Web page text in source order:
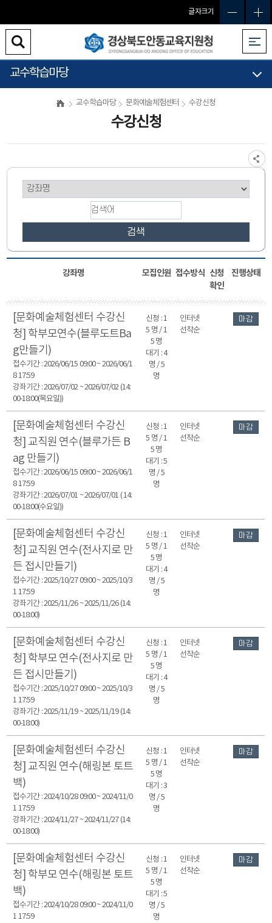
글자크기
교수학습마당
교수학습마당 문화예술체험센터 수강신청
수강신청
검색
강좌명 모집인원 접수방식 신청
확인
진행상태
[문화예술체험센터 수강신
청] 학부모연수(블루도트Ba
g만들기)
접수기간 : 2026/06/15 09:00 ~ 2026/06/1
8 17:59
강좌기간 : 2026/07/02 ~ 2026/07/02 (14:
00-18:00(목요일))
신청 : 1
5 명 / 1
5 명
대기 : 4
명 / 5
명
인터넷
선착순
마감
[문화예술체험센터 수강신
청] 교직원 연수(블루가든 B
ag 만들기)
접수기간 : 2026/06/15 09:00 ~ 2026/06/1
8 17:59
강좌기간 : 2026/07/01 ~ 2026/07/01 ( 14:
00-18:00(수요일))
신청 : 1
5 명 / 1
5 명
대기 : 5
명 / 5
명
인터넷
선착순
마감
[문화예술체험센터 수강신
청] 교직원 연수(전사지로 만
든 접시만들기)
접수기간 : 2025/10/27 09:00 ~ 2025/10/3
1 17:59
강좌기간 : 2025/11/26 ~ 2025/11/26 (14:
00-18:00)
신청 : 1
5 명 / 1
5 명
대기 : 4
명 / 5
명
인터넷
선착순
마감
[문화예술체험센터 수강신
청] 학부모 연수(전사지로 만
든 접시만들기)
접수기간 : 2025/10/27 09:00 ~ 2025/10/3
1 17:59
강좌기간 : 2025/11/19 ~ 2025/11/19 (14:
00-18:00)
신청 : 1
5 명 / 1
5 명
대기 : 4
명 / 5
명
인터넷
선착순
마감
[문화예술체험센터 수강신
청] 교직원 연수(해링본 토트
백)
접수기간 : 2024/10/28 09:00 ~ 2024/11/0
1 17:59
강좌기간 : 2024/11/27 ~ 2024/11/27 (14:
00-18:00)
신청 : 1
5 명 / 1
5 명
대기 : 3
명 / 5
명
인터넷
선착순
마감
[문화예술체험센터 수강신
청] 학부모 연수(해링본 토트
백)
접수기간 : 2024/10/28 09:00 ~ 2024/11/0
1 17:59
신청 : 1
5 명 / 1
5 명
대기 : 5
명 / 5
명
인터넷
선착순
마감